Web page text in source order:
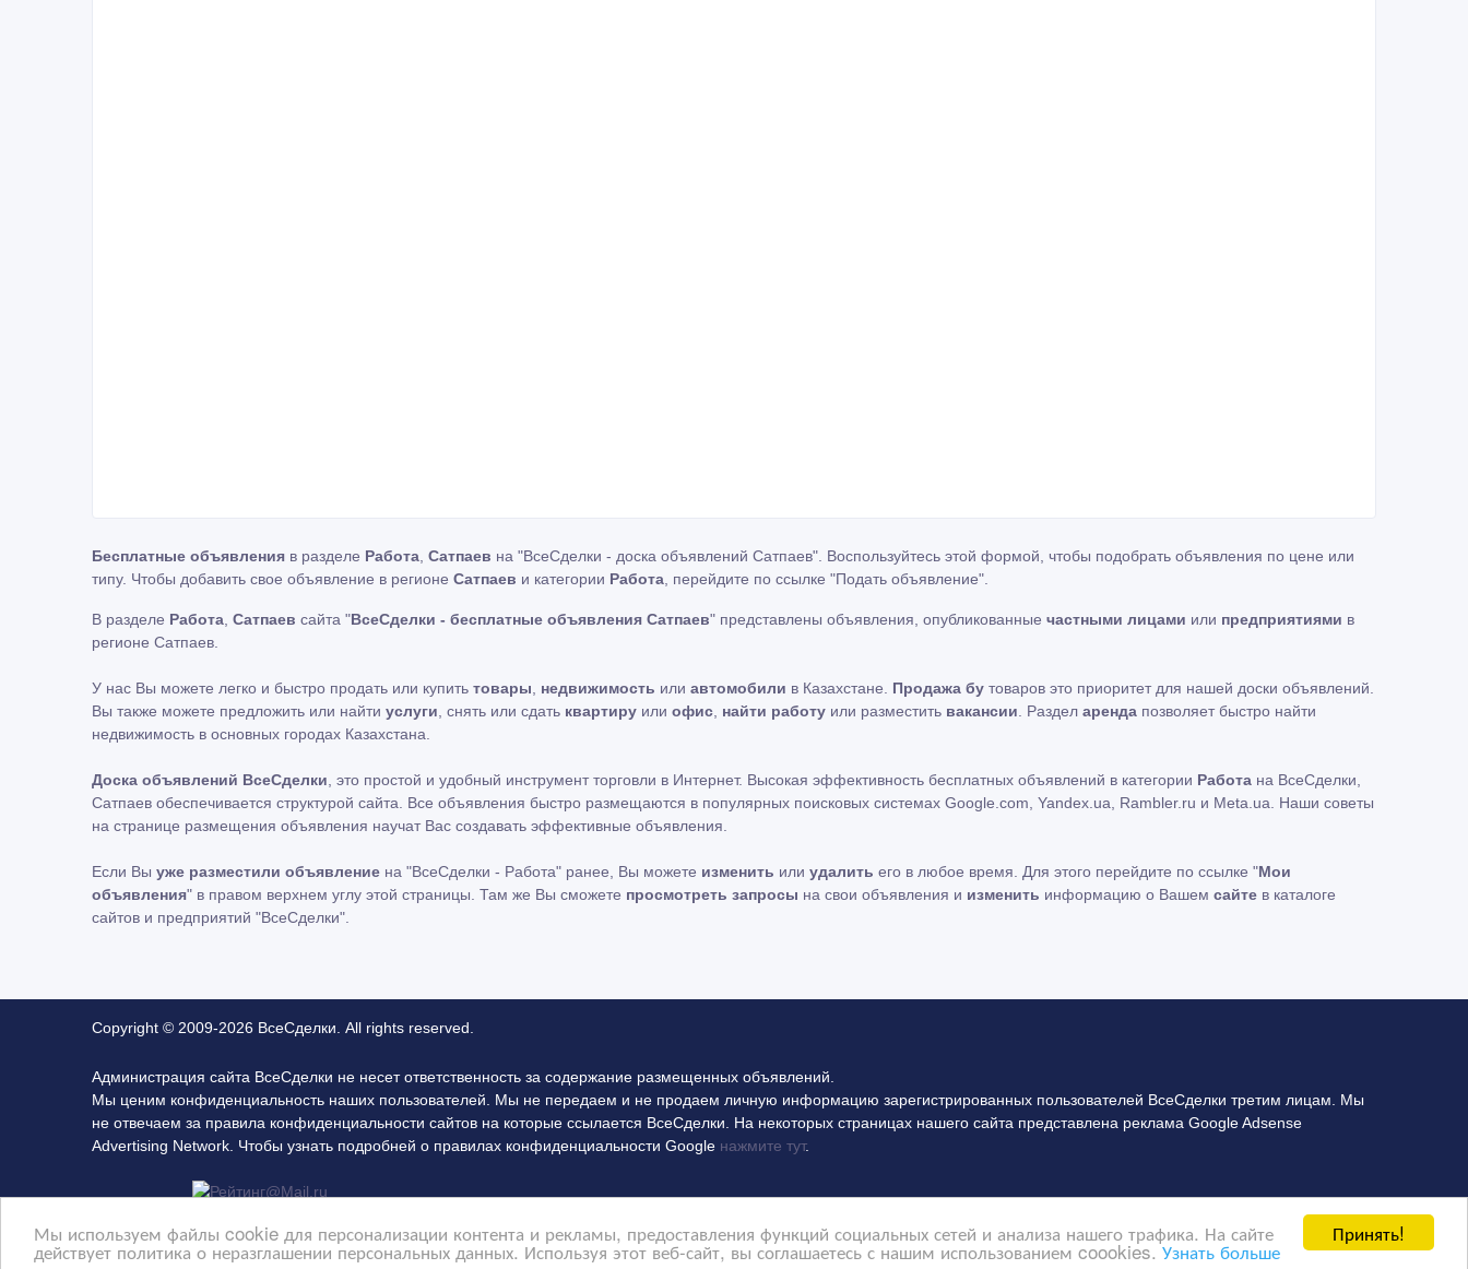
Принять!
Мы используем файлы cookie для персонализации контента и рекламы, предоставления функций социальных сетей и анализа нашего трафика. На сайте
действует политика о неразглашении персональных данных. Используя этот веб-сайт, вы соглашаетесь с нашим использованием coookies.Узнать больше
Бесплатные объявления в разделе Работа Сатпаев на "ВсеСделки - доска объявлений Сатпаев". Воспользуйтесь этой формой, чтобы подобрать объявления по цене или
типу. Чтобы добавить свое объявление в регионе Сатпаев и категории Работа , перейдите по ссылке "Подать объявление"
В разделе Работа Сатпаев сайта "ВсеСделки - бесплатные объявления Сатпаев" представлены объявления, опубликованные частными лицами или предприятиями в
регионе Сатпаев.
У нас Вы можете легко и быстро продать или купить товары недвижимость или автомобили в Казахстане. Продажа бу товаров это приоритет для нашей доски объявлений.
Вы также можете предложить или найти услуги , снять или сдать квартиру или офис найти работу или разместить вакансии . Раздел аренда позволяет быстро найти
недвижимость в основных городах Казахстана.
Доска объявлений ВсеСделки , это простой и удобный инструмент торговли в Интернет. Высокая эффективность бесплатных объявлений в категории Работа на ВсеСделки,
Сатпаев обеспечивается структурой сайта. Все объявления быстро размещаются в популярных поисковых системах Google.com, Yandex.ua, Rambler.ru и Meta.ua. Наши советы
на странице размещения объявления научат Вас создавать эффективные объявления.
Если Вы уже разместили объявление на "ВсеСделки - Работа" ранее, Вы можете изменить или удалить его в любое время. Для этого перейдите по ссылке "Мои
объявления" в правом верхнем углу этой страницы. Там же Вы сможете просмотреть запросы на свои объявления и изменить информацию о Вашем сайте в каталоге
сайтов и предприятий "ВсеСделки".
Copyright © 2009-2026 ВсеСделки. All rights reserved.
Администрация сайта ВсеСделки не несет ответственность за содержание размещенных объявлений.
Мы ценим конфиденциальность наших пользователей. Мы не передаем и не продаем личную информацию зарегистрированных пользователей ВсеСделки третим лицам. Мы
не отвечаем за правила конфиденциальности сайтов на которые ссылается ВсеСделки. На некоторых страницах нашего сайта представлена реклама Google Adsense
Advertising Network. Чтобы узнать подробней о правилах конфиденциальности Google нажмите тут.
Политика конфиденциальности Контакты